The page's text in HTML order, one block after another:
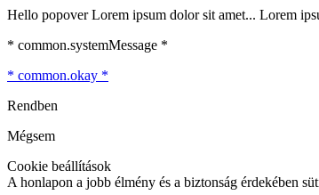
Hello popover Lorem ipsum dolor sit amet... Lorem
* common.systemMessage *
* common.okay *
Rendben
Mégsem
Cookie beállítások
A honlapon a jobb élmény és a biztonság érdekében